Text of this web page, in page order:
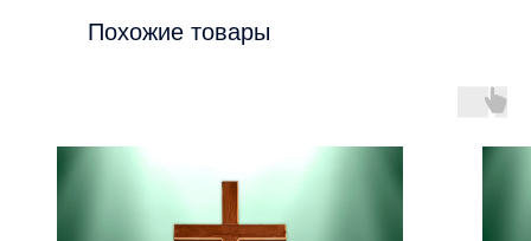
Похожие товары